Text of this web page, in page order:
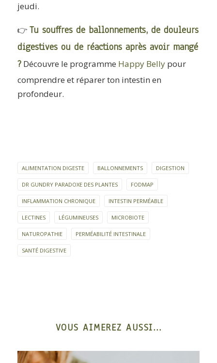
jeudi.
👉 Tu souffres de ballonnements, de douleurs
digestives ou de réactions après avoir mangé
? Découvre le programme Happy Belly pour
comprendre et réparer ton intestin en
profondeur.
ALIMENTATION DIGESTE BALLONNEMENTS DIGESTION
DR GUNDRY PARADOXE DES PLANTES FODMAP
INFLAMMATION CHRONIQUE INTESTIN PERMÉABLE
LECTINES LÉGUMINEUSES MICROBIOTE
NATUROPATHIE PERMÉABILITÉ INTESTINALE
SANTÉ DIGESTIVE
VOUS AIMEREZ AUSSI...